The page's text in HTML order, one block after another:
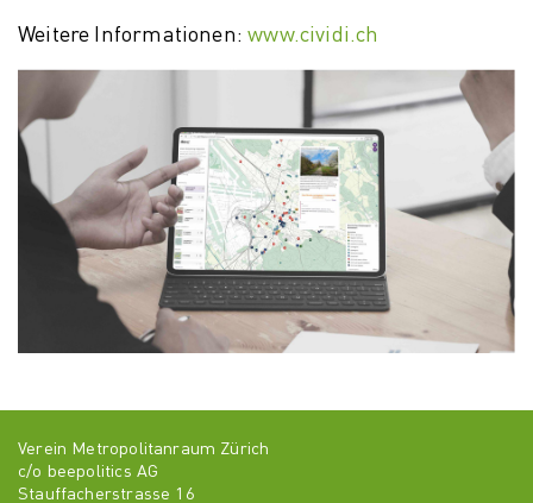
Weitere Informationen:www.cividi.ch
Verein Metropolitanraum Zürich
c/o beepolitics AG
Stauffacherstrasse 16